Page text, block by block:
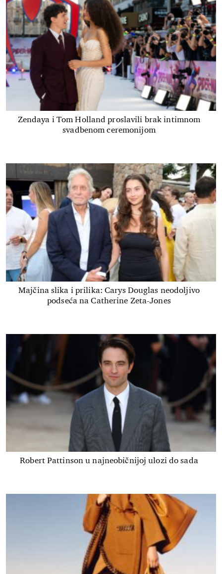
Zendaya i Tom Holland proslavili brak intimnom
svadbenom ceremonijom
Majčina slika i prilika: Carys Douglas neodoljivo
podseća na Catherine Zeta-Jones
Robert Pattinson u najneobičnijoj ulozi do sada